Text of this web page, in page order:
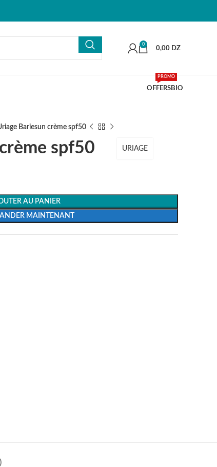
0
0,00 DZ
OFFERS
PROMO
BIO
Bariesun crème spf50
spf50 URIAGE
AU PANIER
MAINTENANT